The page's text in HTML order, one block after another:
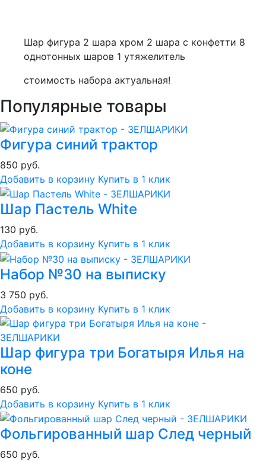
Шар фигура 2 шара хром 2 шара с конфетти 8
однотонных шаров 1 утяжелитель
стоимость набора актуальная!
Популярные товары
Фигура синий трактор
850 руб.
Добавить в корзину Купить в 1 клик
Шар Пастель White
130 руб.
Добавить в корзину Купить в 1 клик
Набор №30 на выписку
3 750 руб.
Добавить в корзину Купить в 1 клик
Шар фигура три Богатыря Илья на
коне
650 руб.
Добавить в корзину Купить в 1 клик
Фольгированный шар След черный
650 руб.